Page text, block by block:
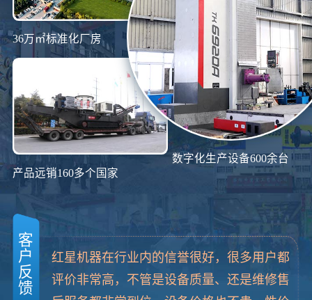
36万㎡标准化厂房
产品远销160多个国家
数字化生产设备600余台
客
户
反
馈
红星机器在行业内的信誉很好，很多用户都
评价非常高，不管是设备质量、还是维修售